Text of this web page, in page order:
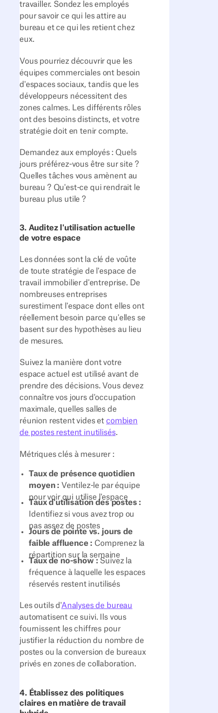
travailler. Sondez les employés
pour savoir ce qui les attire au
bureau et ce qui les retient chez
eux.
Vous pourriez découvrir que les
équipes commerciales ont besoin
d'espaces sociaux, tandis que les
développeurs nécessitent des
zones calmes. Les différents rôles
ont des besoins distincts, et votre
stratégie doit en tenir compte.
Demandez aux employés : Quels
jours préférez-vous être sur site ?
Quelles tâches vous amènent au
bureau ? Qu'est-ce qui rendrait le
bureau plus utile ?
3. Auditez l'utilisation actuelle
de votre espace
Les données sont la clé de voûte
de toute stratégie de l'espace de
travail immobilier d'entreprise. De
nombreuses entreprises
surestiment l'espace dont elles ont
réellement besoin parce qu'elles se
basent sur des hypothèses au lieu
de mesures.
Suivez la manière dont votre
espace actuel est utilisé avant de
prendre des décisions. Vous devez
connaître vos jours d'occupation
maximale, quelles salles de
réunion restent vides et combien
de postes restent inutilisés.
Métriques clés à mesurer :
Taux de présence quotidien
moyen : Ventilez-le par équipe
pour voir qui utilise l'espace
Taux d'utilisation des postes :
Identifiez si vous avez trop ou
pas assez de postes
Jours de pointe vs. jours de
faible affluence : Comprenez la
répartition sur la semaine
Taux de no-show : Suivez la
fréquence à laquelle les espaces
réservés restent inutilisés
Les outils d'Analyses de bureau
automatisent ce suivi. Ils vous
fournissent les chiffres pour
justifier la réduction du nombre de
postes ou la conversion de bureaux
privés en zones de collaboration.
4. Établissez des politiques
claires en matière de travail